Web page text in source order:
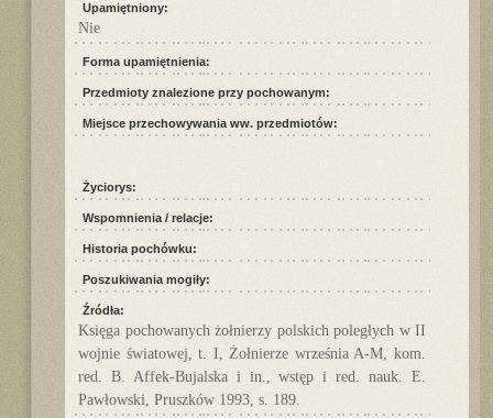
Upamiętniony:
Nie
Forma upamiętnienia:
Przedmioty znalezione przy pochowanym:
Miejsce przechowywania ww. przedmiotów:
Życiorys:
Wspomnienia / relacje:
Historia pochówku:
Poszukiwania mogiły:
Źródła:
Księga pochowanych żołnierzy polskich poległych w II
wojnie światowej, t. I, Żołnierze września A-M, kom.
red. B. Affek-Bujalska i in., wstęp i red. nauk. E.
Pawłowski, Pruszków 1993, s. 189.